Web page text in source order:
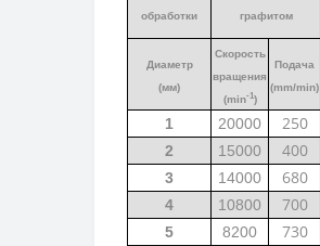
обработки
графитом
Диаметр
(мм)
Скорость
вращения
(min-1)
Подача
(mm/min)
1 20000 250
2 15000 400
3 14000 680
4 10800 700
5 8200 730